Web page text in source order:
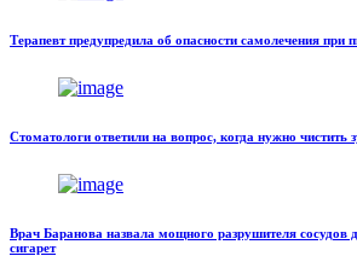
Терапевт предупредила об опасности самолечения при
Стоматологи ответили на вопрос, когда нужно чистить
Врач Баранова назвала мощного разрушителя сосудов
сигарет